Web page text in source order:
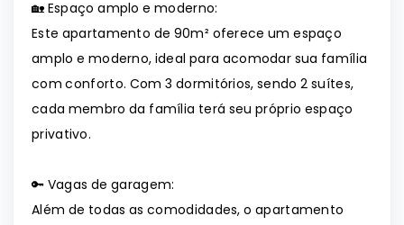
🏡 Espaço amplo e moderno:
Este apartamento de 90m² oferece um espaço
amplo e moderno, ideal para acomodar sua família
com conforto. Com 3 dormitórios, sendo 2 suítes,
cada membro da família terá seu próprio espaço
privativo.
🔑 Vagas de garagem:
Além de todas as comodidades, o apartamento